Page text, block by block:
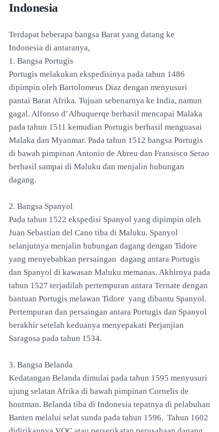
Indonesia
Terdapat beberapa bangsa Barat yang datang ke
Indonesia di antaranya,
1. Bangsa Portugis
Portugis melakukan ekspedisinya pada tahun 1486
dipimpin oleh Bartolomeus Diaz dengan menyusuri
pantai Barat Afrika. Tujuan sebenarnya ke India, namun
gagal. Alfonso d’Albuquerqe berhasil mencapai Malaka
pada tahun 1511 kemudian Portugis berhasil menguasai
Malaka dan Myanmar. Pada tahun 1512 bangsa Portugis
di bawah pimpinan Antonio de Abreu dan Fransisco Serao
berhasil sampai di Maluku dan menjalin hubungan
dagang.
2. Bangsa Spanyol
Pada tahun 1522 ekspedisi Spanyol yang dipimpin oleh
Juan Sebastian del Cano tiba di Maluku. Spanyol
selanjutnya menjalin hubungan dagang dengan Tidore
yang menyebabkan persaingan dagang antara Portugis
dan Spanyol di kawasan Maluku memanas. Akhirnya pada
tahun 1527 terjadilah pertempuran antara Ternate dengan
bantuan Portugis melawan Tidore yang dibantu Spanyol.
Pertempuran dan persaingan antara Portugis dan Spanyol
berakhir setelah keduanya menyepakati Perjanjian
Saragosa pada tahun 1534.
3. Bangsa Belanda
Kedatangan Belanda dimulai pada tahun 1595 menyusuri
ujung selatan Afrika di bawah pimpinan Cornelis de
houtman. Belanda tiba di Indonesia tepatnya di pelabuhan
Banten melalui selat sunda pada tahun 1596. Tahun 1602